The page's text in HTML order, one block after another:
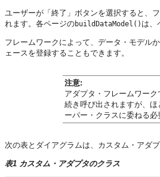
ユーザーが「終了」ボタンを選択すると、
れます。各ページのbuildDataModel() は、
フレームワークによって、データ・モデル
ェースを登録することもできます。
注意:
アダプタ・フレームワー
続き呼び出されますが、
ーパー・クラスに委ねる必
次の表とダイアグラムは、カスタム・アダ
表1 カスタム・アダプタのクラス